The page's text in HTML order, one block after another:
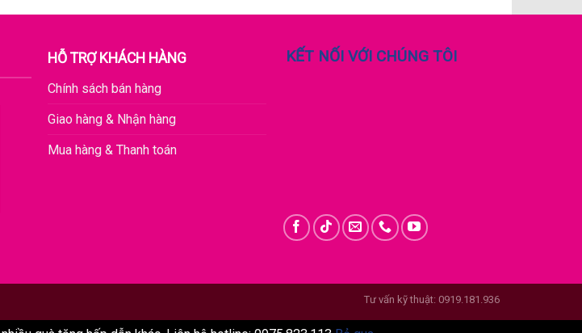
HỖ TRỢ KHÁCH HÀNG
Chính sách bán hàng
Giao hàng & Nhận hàng
Mua hàng & Thanh toán
KẾT NỐI VỚI CHÚNG TÔI
Tư vấn kỹ thuật: 0919.181.936